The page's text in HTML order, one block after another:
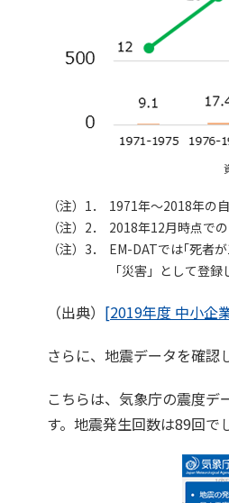
（注）1．
1971年～2018年の
（注）2．
2018年12月時点で
（注）3．
EM-DATでは｢死者
「災害」として登録
（出典） [2019年度 中小企
さらに、地震データを確認
こちらは、気象庁の震度
す。地震発生回数は89回で